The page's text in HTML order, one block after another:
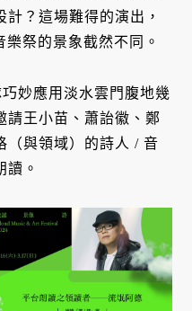
？這場難得的演出，
祭的景象截然不同。
妙應用淡水雲門腹地幾
請王小苗、蕭詒徽、鄭
（與領域）的詩人 / 音
讀。